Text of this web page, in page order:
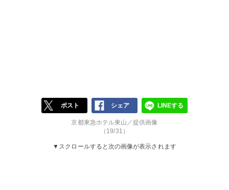
ポスト シェア LINEする
京都東急ホテル東山／提供画像
（19/31）
▼スクロールすると次の画像が表示されます